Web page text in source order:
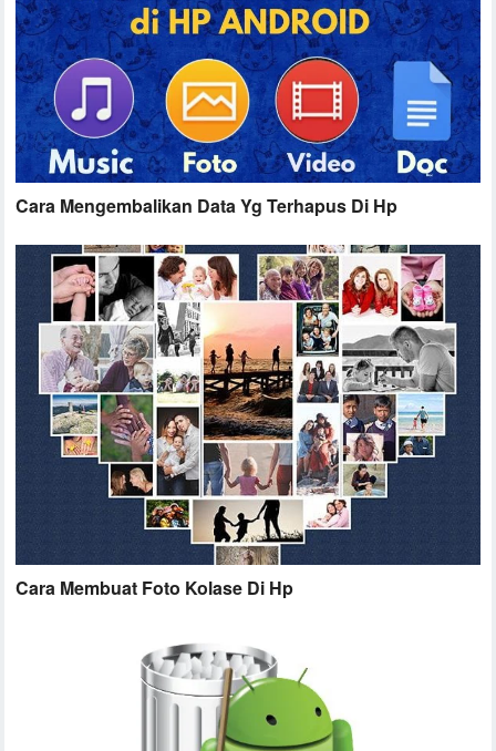
Cara Mengembalikan Data Yg Terhapus Di Hp
Cara Membuat Foto Kolase Di Hp